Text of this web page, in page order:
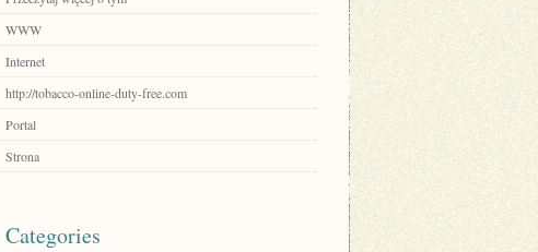
WWW
Internet
http://tobacco-online-duty-free.com
Portal
Strona
Categories